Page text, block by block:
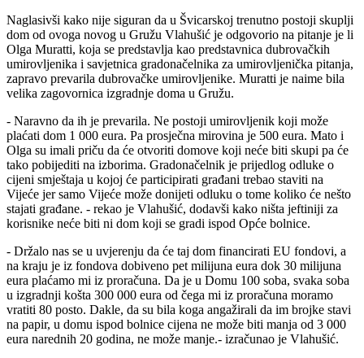
Naglasivši kako nije siguran da u Švicarskoj trenutno postoji skuplji
dom od ovoga novog u Gružu Vlahušić je odgovorio na pitanje je li
Olga Muratti, koja se predstavlja kao predstavnica dubrovačkih
umirovljenika i savjetnica gradonačelnika za umirovljenička pitanja,
zapravo prevarila dubrovačke umirovljenike. Muratti je naime bila
velika zagovornica izgradnje doma u Gružu.
- Naravno da ih je prevarila. Ne postoji umirovljenik koji može
plaćati dom 1 000 eura. Pa prosječna mirovina je 500 eura. Mato i
Olga su imali priču da će otvoriti domove koji neće biti skupi pa će
tako pobijediti na izborima. Gradonačelnik je prijedlog odluke o
cijeni smještaja u kojoj će participirati građani trebao staviti na
Vijeće jer samo Vijeće može donijeti odluku o tome koliko će nešto
stajati građane. - rekao je Vlahušić, dodavši kako ništa jeftiniji za
korisnike neće biti ni dom koji se gradi ispod Opće bolnice.
- Držalo nas se u uvjerenju da će taj dom financirati EU fondovi, a
na kraju je iz fondova dobiveno pet milijuna eura dok 30 milijuna
eura plaćamo mi iz proračuna. Da je u Domu 100 soba, svaka soba
u izgradnji košta 300 000 eura od čega mi iz proračuna moramo
vratiti 80 posto. Dakle, da su bila koga angažirali da im brojke stavi
na papir, u domu ispod bolnice cijena ne može biti manja od 3 000
eura narednih 20 godina, ne može manje.- izračunao je Vlahušić.